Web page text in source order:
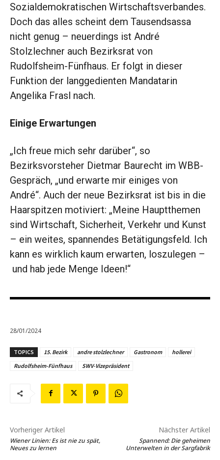
Sozialdemokratischen Wirtschaftsverbandes.
Doch das alles scheint dem Tausendsassa
nicht genug – neuerdings ist André
Stolzlechner auch Bezirksrat von
Rudolfsheim-Fünfhaus. Er folgt in dieser
Funktion der langgedienten Mandatarin
Angelika Frasl nach.
Einige Erwartungen
„Ich freue mich sehr darüber“, so
Bezirksvorsteher Dietmar Baurecht im WBB-
Gespräch, „und erwarte mir einiges von
André“. Auch der neue Bezirksrat ist bis in die
Haarspitzen motiviert: „Meine Hauptthemen
sind Wirtschaft, Sicherheit, Verkehr und Kunst
– ein weites, spannendes Betätigungsfeld. Ich
kann es wirklich kaum erwarten, loszulegen –
und hab jede Menge Ideen!“
28/01/2024
TOPICS 15. Bezirk andre stolzlechner Gastronom
hollerei
Rudolfsheim-Fünfhaus
SWV-Vizepräsident
Vorheriger Artikel
Wiener Linien: Es ist nie zu spät,
Neues zu lernen
Nächster Artikel
Spannend: Die geheimen
Unterwelten in der Sargfabrik